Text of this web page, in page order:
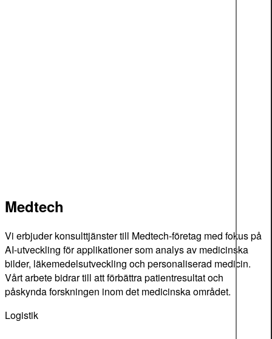
Medtech
Vi erbjuder konsulttjänster till Medtech-företag med fokus på
AI-utveckling för applikationer som analys av medicinska
bilder, läkemedelsutveckling och personaliserad medicin.
Vårt arbete bidrar till att förbättra patientresultat och
påskynda forskningen inom det medicinska området.
Logistik